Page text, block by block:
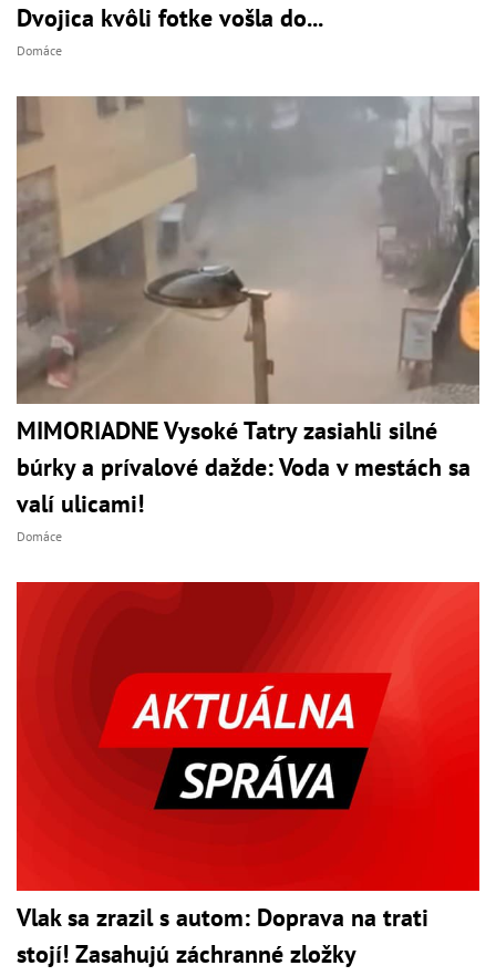
Dvojica kvôli fotke vošla do...
Domáce
MIMORIADNE Vysoké Tatry zasiahli silné
búrky a prívalové dažde: Voda v mestách sa
valí ulicami!
Domáce
Vlak sa zrazil s autom: Doprava na trati
stojí! Zasahujú záchranné zložky